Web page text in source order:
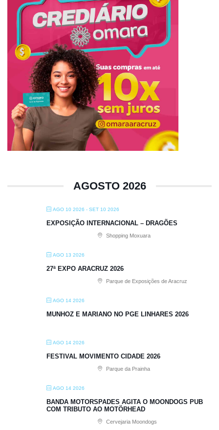
AGOSTO 2026
AGO 10 2026 - SET 10 2026
EXPOSIÇÃO INTERNACIONAL – DRAGÕES
Shopping Moxuara
AGO 13 2026
27ª EXPO ARACRUZ 2026
Parque de Exposições de Aracruz
AGO 14 2026
MUNHOZ E MARIANO NO PGE LINHARES 2026
AGO 14 2026
FESTIVAL MOVIMENTO CIDADE 2026
Parque da Prainha
AGO 14 2026
BANDA MOTORSPADES AGITA O MOONDOGS PUB
COM TRIBUTO AO MOTÖRHEAD
Cervejaria Moondogs